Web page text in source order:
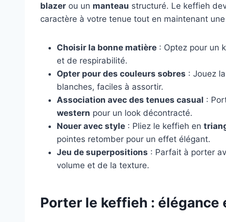
blazer ou un manteau structuré. Le keffieh
caractère à votre tenue tout en maintenant
Choisir la bonne matière : Optez pour un
et de respirabilité.
Opter pour des couleurs sobres : Jouez
blanches, faciles à assortir.
Association avec des tenues casual :
western pour un look décontracté.
Nouer avec style : Pliez le keffieh en
pointes retomber pour un effet élégant.
Jeu de superpositions : Parfait à porter
volume et de la texture.
Porter le keffieh : élégance